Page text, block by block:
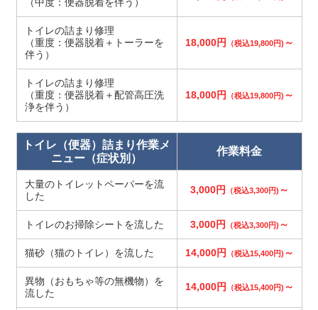
トイレの詰まり修理
（重度：便器脱着＋トーラーを
伴う）
18,000円 （税込19,800円) ～
トイレの詰まり修理
（重度：便器脱着＋配管高圧洗
浄を伴う）
18,000円 （税込19,800円) ～
トイレ（便器）詰まり作業メ
ニュー（症状別）
作業料金
大量のトイレットペーパーを流
した
3,000円 （税込3,300円) ～
トイレのお掃除シートを流した 3,000円 （税込3,300円) ～
猫砂（猫のトイレ）を流した 14,000円 （税込15,400円) ～
異物（おもちゃ等の無機物）を
流した
14,000円 （税込15,400円) ～